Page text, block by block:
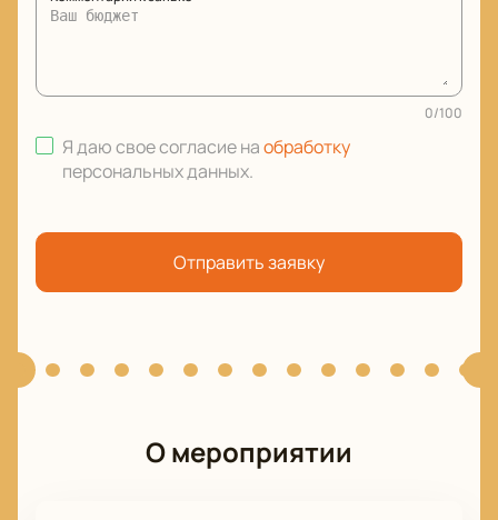
0/100
Я даю свое согласие наобработку
персональных данных.
Отправить заявку
О мероприятии